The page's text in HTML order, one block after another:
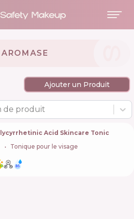
🇹🇼
Ajouter un Produit
de produit
Acid Skincare Tonic
Tonique pour le visage